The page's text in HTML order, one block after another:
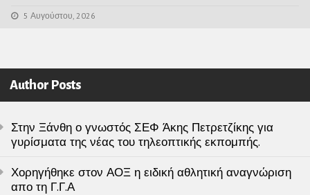
5 Αυγούστου, 2026
Author Posts
Στην Ξάνθη ο γνωστός ΣΕΦ Άκης Πετρετζίκης για
γυρίσματα της νέας του τηλεοπτικής εκπομπής.
Χορηγήθηκε στον ΑΟΞ η ειδική αθλητική αναγνώριση
απο τη Γ.Γ.Α